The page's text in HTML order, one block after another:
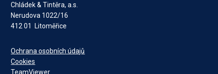
Chládek & Tintěra, a.s.
Nerudova 1022/16
412 01 Litoměřice
Ochrana osobních údajů
Cookies
TeamViewer